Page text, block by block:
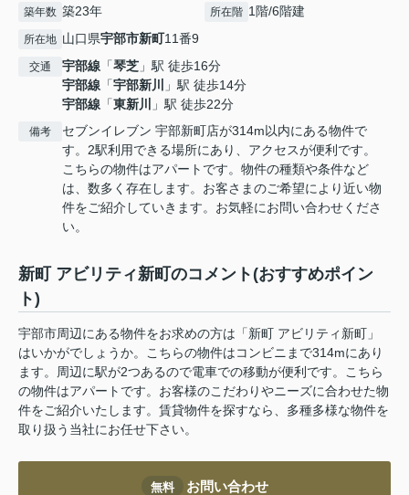
築年数 築23年 所在階 1階/6階建
所在地 山口県宇部市新町11番9
交通 宇部線 「琴芝 」駅 徒歩16分
宇部線 「宇部新川
」駅 徒歩14分
宇部線 「東新川 」駅 徒歩22分
備考
セブンイレブン 宇部新町店が314m以内にある物件で
す。2駅利用できる場所にあり、アクセスが便利です。
こちらの物件はアパートです。物件の種類や条件など
は、数多く存在します。お客さまのご希望により近い物
件をご紹介していきます。お気軽にお問い合わせくださ
い。
新町 アビリティ新町のコメント(おすすめポイン
ト)
宇部市周辺にある物件をお求めの方は「新町 アビリティ新町」
はいかがでしょうか。こちらの物件はコンビニまで314mにあり
ます。周辺に駅が2つあるので電車での移動が便利です。こちら
の物件はアパートです。お客様のこだわりやニーズに合わせた物
件をご紹介いたします。賃貸物件を探すなら、多種多様な物件を
取り扱う当社にお任せ下さい。
無料 お問い合わせ